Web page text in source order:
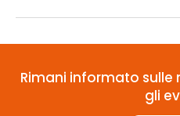
Rimani informato sulle
gli